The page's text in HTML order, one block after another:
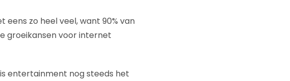
eens zo heel veel, want 90% van
groeikansen voor internet
entertainment nog steeds het